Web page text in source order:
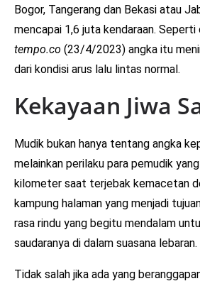
Bogor, Tangerang dan Bekasi atau
mencapai 1,6 juta kendaraan. Seperti
tempo.co (23/4/2023) angka itu
dari kondisi arus lalu lintas normal.
Kekayaan Jiwa
Mudik bukan hanya tentang angka
melainkan perilaku para pemudik
kilometer saat terjebak kemacetan
kampung halaman yang menjadi
rasa rindu yang begitu mendalam
saudaranya di dalam suasana lebaran.
Tidak salah jika ada yang